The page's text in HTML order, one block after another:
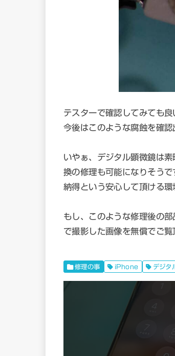
テスターで確認してみても
今後はこのような腐蝕を確
いやぁ、デジタル顕微鏡は
換の修理も可能になりそう
納得という安心して頂ける環
もし、このような修理後の
で撮影した画像を無償でご
修理の事 iPhone デジタ